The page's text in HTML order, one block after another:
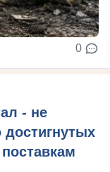
0
- не
достигнутых